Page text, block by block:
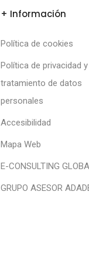
+ Información
Política de cookies
Política de privacidad y
tratamiento de datos
personales
Accesibilidad
Mapa Web
E-CONSULTING
GRUPO ASESOR